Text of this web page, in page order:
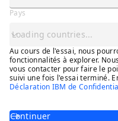
Pays
Au cours de l'essai, nous
fonctionnalités à explorer.
vous contacter pour faire le
suivi une fois l'essai terminé.
Déclaration IBM de
Continuer